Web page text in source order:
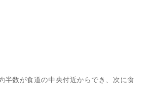
半数が食道の中央付近からでき、次に食